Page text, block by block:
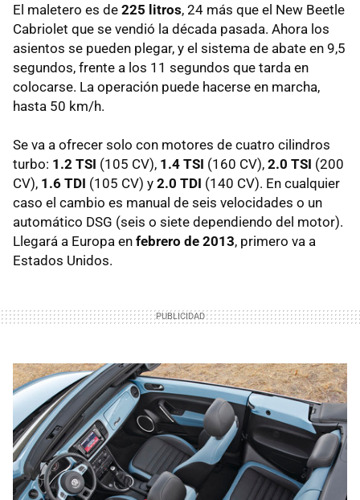
El maletero es de 225 litros, 24 más que el New Beetle
Cabriolet que se vendió la década pasada. Ahora los
asientos se pueden plegar, y el sistema de abate en 9,5
segundos, frente a los 11 segundos que tarda en
colocarse. La operación puede hacerse en marcha,
hasta 50 km/h.
Se va a ofrecer solo con motores de cuatro cilindros
turbo: 1.2 TSI (105 CV), 1.4 TSI (160 CV), 2.0 TSI (200
CV), 1.6 TDI (105 CV) y 2.0 TDI (140 CV). En cualquier
caso el cambio es manual de seis velocidades o un
automático DSG (seis o siete dependiendo del motor).
Llegará a Europa en febrero de 2013, primero va a
Estados Unidos.